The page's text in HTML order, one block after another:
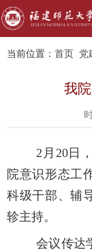
当前位置： 首页 党
我
2 月 20日
院意识形态工
科级干部、辅
轸主持。
会议传达